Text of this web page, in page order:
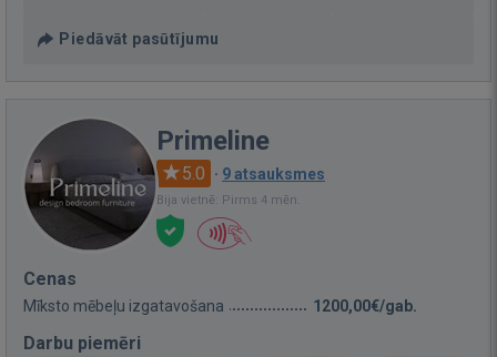
Piedāvāt pasūtījumu
Primeline
5.0 · 9 atsauksmes
Bija vietnē: Pirms 4 mēn.
Cenas
Mīksto mēbeļu izgatavošana 1200,00€/gab.
Darbu piemēri